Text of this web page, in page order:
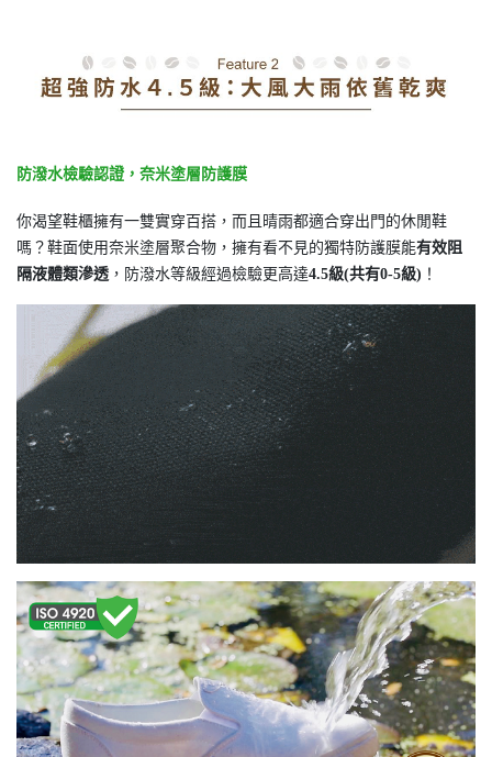
防潑水檢驗認證，奈米塗層防護膜
你渴望鞋櫃擁有一雙實穿百搭，而且晴雨都適合穿出門的休閒鞋
嗎？鞋面使用奈米塗層聚合物，擁有看不見的獨特防護膜能有效阻
隔液體類滲透 ，防潑水等級經過檢驗更高達4.5級(共有0-5級) ！